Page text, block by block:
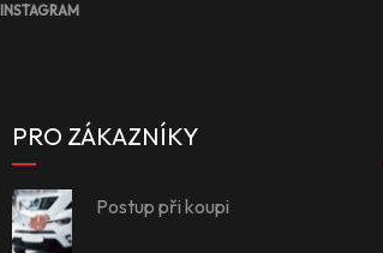
INSTAGRAM
PRO ZÁKAZNÍKY
Postup při koupi